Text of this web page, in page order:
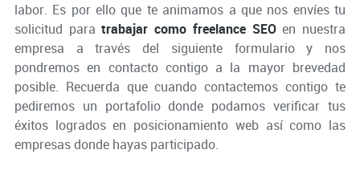
labor. Es por ello que te animamos a que nos envíes tu
solicitud paratrabajar como freelance SEOen nuestra
empresa a través del siguiente formulario y nos
pondremos en contacto contigo a la mayor brevedad
posible. Recuerda que cuando contactemos contigo te
pediremos un portafolio donde podamos verificar tus
éxitos logrados en posicionamiento webasí como las
empresas donde hayas participado.